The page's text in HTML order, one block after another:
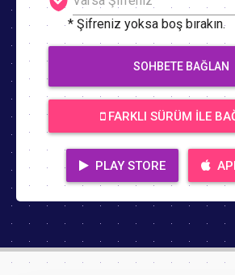
* Şifreniz yoksa boş bırakın.
SOHBETE BAĞLAN
FARKLI SÜRÜM İLE
PLAY STORE